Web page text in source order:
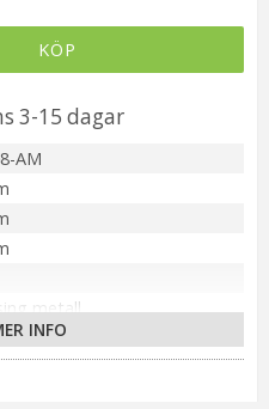
KÖP
3-15 dagar
AM
metall
INFO